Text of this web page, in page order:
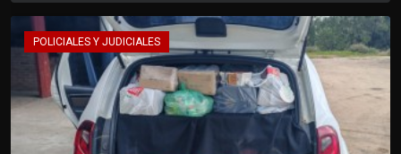
POLICIALES Y JUDICIALES